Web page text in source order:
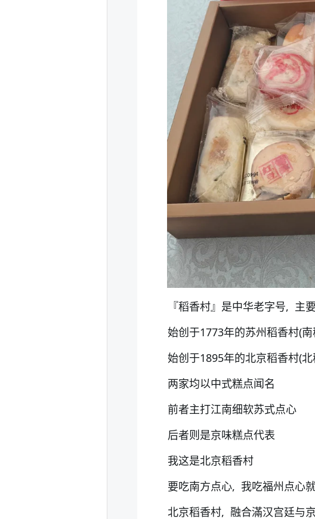
『稻香村』是中华老字号, 主
始创于1773年的苏州稻香村(南
始创于1895年的北京稻香村(北
两家均以中式糕点闻名
前者主打江南细软苏式点心
后者则是京味糕点代表
我这是北京稻香村
要吃南方点心, 我吃福州点心
北京稻香村, 融合滿汉宫廷与